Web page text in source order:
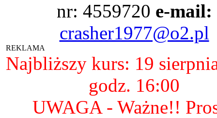
nr: 4559720 e-mail:
crasher1977@o2.pl
REKLAMA
Najbliższy kurs: 19
godz. 16:00
UWAGA - Ważne!!